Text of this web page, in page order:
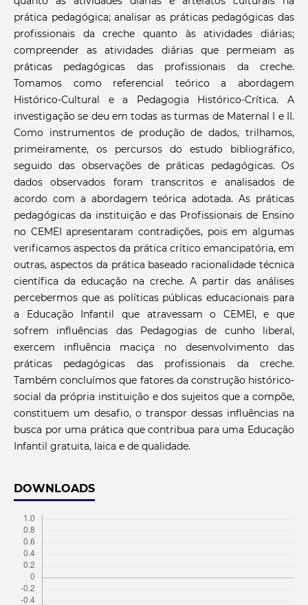
prática pedagógica; analisar as práticas pedagógicas das
profissionais da creche quanto às atividades diárias;
compreender as atividades diárias que permeiam as
práticas pedagógicas das profissionais da creche.
Tomamos como referencial teórico a abordagem
Histórico-Cultural e a Pedagogia Histórico-Crítica. A
investigação se deu em todas as turmas de Maternal I e II.
Como instrumentos de produção de dados, trilhamos,
primeiramente, os percursos do estudo bibliográfico,
seguido das observações de práticas pedagógicas. Os
dados observados foram transcritos e analisados de
acordo com a abordagem teórica adotada. As práticas
pedagógicas da instituição e das Profissionais de Ensino
no CEMEI apresentaram contradições, pois em algumas
verificamos aspectos da prática crítico emancipatória, em
outras, aspectos da prática baseado racionalidade técnica
científica da educação na creche. A partir das análises
percebermos que as políticas públicas educacionais para
a Educação Infantil que atravessam o CEMEI, e que
sofrem influências das Pedagogias de cunho liberal,
exercem influência maciça no desenvolvimento das
práticas pedagógicas das profissionais da creche.
Também concluímos que fatores da construção histórico-
social da própria instituição e dos sujeitos que a compõe,
constituem um desafio, o transpor dessas influências na
busca por uma prática que contribua para uma Educação
Infantil gratuita, laica e de qualidade.
DOWNLOADS